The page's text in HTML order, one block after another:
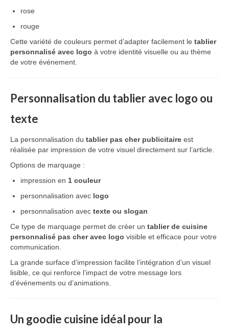
rose
rouge
Cette variété de couleurs permet d’adapter facilement le tablier
personnalisé avec logo à votre identité visuelle ou au thème
de votre événement.
Personnalisation du tablier avec logo ou
texte
La personnalisation du tablier pas cher publicitaire est
réalisée par impression de votre visuel directement sur l’article.
Options de marquage :
impression en 1 couleur
personnalisation avec logo
personnalisation avec texte ou slogan
Ce type de marquage permet de créer un tablier de cuisine
personnalisé pas cher avec logo visible et efficace pour votre
communication.
La grande surface d’impression facilite l’intégration d’un visuel
lisible, ce qui renforce l’impact de votre message lors
d’événements ou d’animations.
Un goodie cuisine idéal pour la